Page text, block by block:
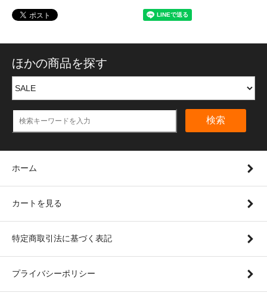
ほかの商品を探す
検索
ホーム
カートを見る
特定商取引法に基づく表記
プライバシーポリシー